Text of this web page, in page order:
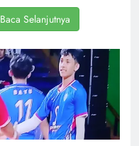
Baca Selanjutnya